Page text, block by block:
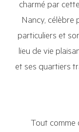
charmé par
Nancy, célèbre
particuliers et
lieu de vie
et ses quartiers
Tout